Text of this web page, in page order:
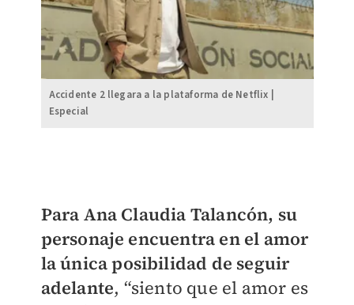
Accidente 2 llegara a la plataforma de Netflix |
Especial
Para Ana Claudia Talancón, su
personaje encuentra en el amor
la única posibilidad de seguir
adelante, “siento que el amor es